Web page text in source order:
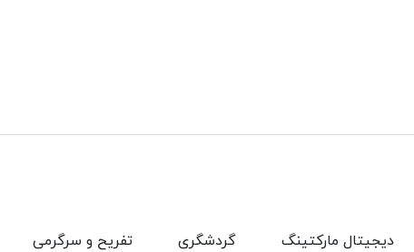
تفریح و سرگرمی گردشگری دیجیتال مارکتینگ